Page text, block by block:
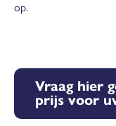
op.
Vraag hier
prijs voor